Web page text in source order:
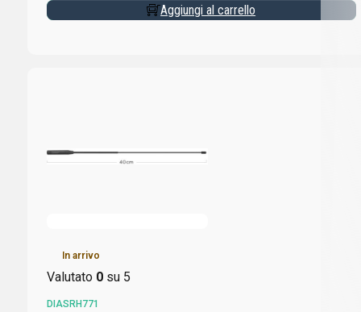
Aggiungi al carrello
In arrivo
Valutato 0su 5
DIASRH771